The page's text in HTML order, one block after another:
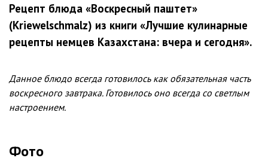
Рецепт блюда «Воскресный паштет»
(Kriewelschmalz) из книги «Лучшие кулинарные
рецепты немцев Казахстана: вчера и сегодня».
Данное блюдо всегда готовилось как обязательная часть
воскресного завтрака. Готовилось оно всегда со светлым
настроением.
Фото